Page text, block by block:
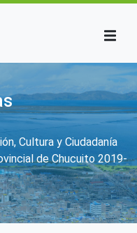
ayuda a la
Cultura y Ciudadanía
de Chucuito 2019-